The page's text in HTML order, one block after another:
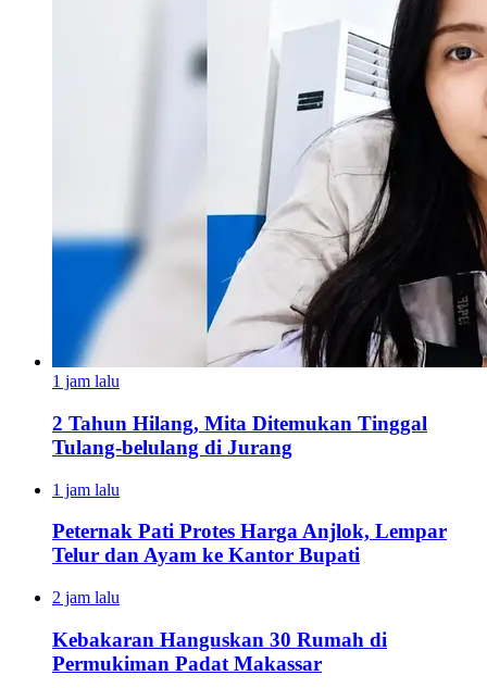
1 jam lalu
2 Tahun Hilang, Mita Ditemukan Tinggal
Tulang-belulang di Jurang
1 jam lalu
Peternak Pati Protes Harga Anjlok, Lempar
Telur dan Ayam ke Kantor Bupati
2 jam lalu
Kebakaran Hanguskan 30 Rumah di
Permukiman Padat Makassar